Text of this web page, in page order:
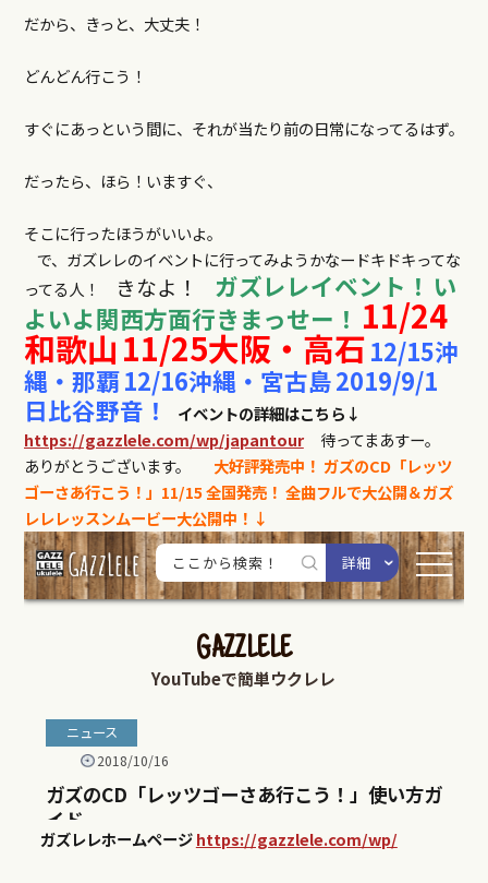
だから、きっと、大丈夫！
どんどん行こう！
すぐにあっという間に、それが当たり前の日常になってるはず。
だったら、ほら！いますぐ、
そこに行ったほうがいいよ。
で、ガズレレのイベントに行ってみようかなードキドキってな
ってる人！
きなよ！ ガズレレイベント！ い
よいよ関西方面行きまっせー！ 11/24
和歌山11/25大阪・高石12/15沖
縄・那覇12/16沖縄・宮古島2019/9/1
日比谷野音！
イベントの詳細はこちら↓
https://gazzlele.com/wp/japantour待ってまあすー。
ありがとうございます。 大好評発売中！ ガズのCD「レッツ
ゴーさあ行こう！」11/15 全国発売！ 全曲フルで大公開＆ガズ
レレレッスンムービー大公開中！↓
ガズレレホームページhttps://gazzlele.com/wp/